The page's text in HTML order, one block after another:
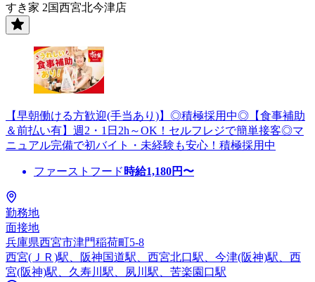
すき家 2国西宮北今津店
【早朝働ける方歓迎(手当あり)】◎積極採用中◎【食事補助
＆前払い有】週2・1日2h～OK！セルフレジで簡単接客◎マ
ニュアル完備で初バイト・未経験も安心！積極採用中
ファーストフード 時給1,180円〜
勤務地
面接地
兵庫県西宮市津門稲荷町5-8
西宮(ＪＲ)駅、阪神国道駅、西宮北口駅、今津(阪神)駅、西
宮(阪神)駅、久寿川駅、夙川駅、苦楽園口駅